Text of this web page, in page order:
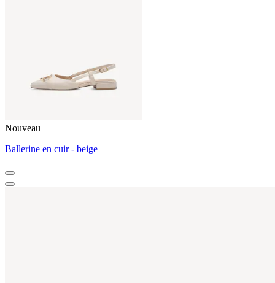
Nouveau
Ballerine en cuir - beige